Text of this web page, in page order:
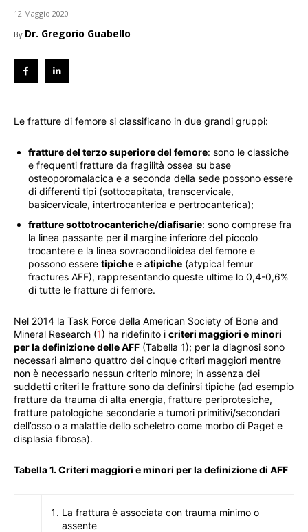
12 Maggio 2020
By Dr. Gregorio Guabello
Le fratture di femore si classificano in due grandi gruppi:
fratture del terzo superiore del femore: sono le classiche
e frequenti fratture da fragilità ossea su base
osteoporomalacica e a seconda della sede possono essere
di differenti tipi (sottocapitata, transcervicale,
basicervicale, intertrocanterica e pertrocanterica);
fratture sottotrocanteriche/diafisarie: sono comprese fra
la linea passante per il margine inferiore del piccolo
trocantere e la linea sovracondiloidea del femore e
possono essere tipiche e atipiche (atypical femur
fractures AFF), rappresentando queste ultime lo 0,4-0,6%
di tutte le fratture di femore.
Nel 2014 la Task Force della American Society of Bone and
Mineral Research (1) ha ridefinito i criteri maggiori e minori
per la definizione delle AFF (Tabella 1); per la diagnosi sono
necessari almeno quattro dei cinque criteri maggiori mentre
non è necessario nessun criterio minore; in assenza dei
suddetti criteri le fratture sono da definirsi tipiche (ad esempio
fratture da trauma di alta energia, fratture periprotesiche,
fratture patologiche secondarie a tumori primitivi/secondari
dell’osso o a malattie dello scheletro come morbo di Paget e
displasia fibrosa).
Tabella 1. Criteri maggiori e minori per la definizione di AFF
La frattura è associata con trauma minimo o
assente